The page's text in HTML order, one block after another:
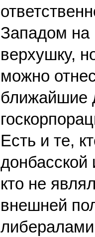
Западом на
верхушку,
можно
ближайшие
Есть и те,
донбасской
кто не
внешней